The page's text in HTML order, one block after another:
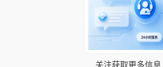
关注获取更多信息